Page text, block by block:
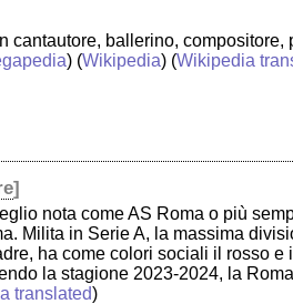
cantautore, ballerino,
) (Wikipedia) (Wikipedia
]
nota come AS Roma o più
Milita in Serie A, la massima
ha come colori sociali il rosso
la stagione 2023-2024, la
translated)